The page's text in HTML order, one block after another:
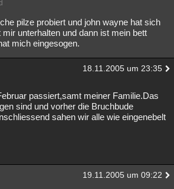
Technologie Ufologie
Unterhaltung
Gruppen Gaming Filme
pilze probiert und john wayne hat sich
unterhalten und dann ist mein bett
mich eingesogen.
18.11.2005 um 23:35
passiert,samt meiner Familie.Das
sind und vorher die Bruchbude
sahen wir alle wie eingenebelt
19.11.2005 um 09:22